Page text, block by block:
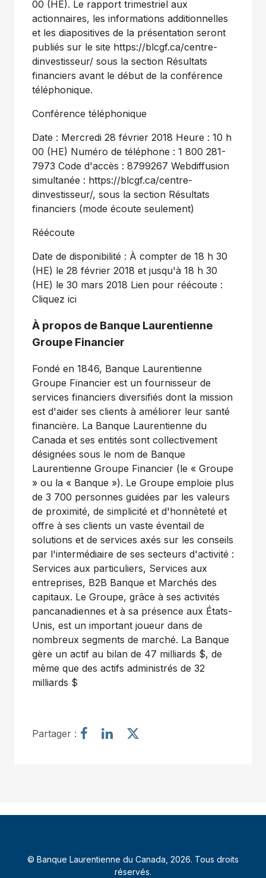
00 (HE). Le rapport trimestriel aux
actionnaires, les informations additionnelles
et les diapositives de la présentation seront
publiés sur le site https://blcgf.ca/centre-
dinvestisseur/ sous la section Résultats
financiers avant le début de la conférence
téléphonique.
Conférence téléphonique
Date : Mercredi 28 février 2018 Heure : 10 h
00 (HE) Numéro de téléphone : 1 800 281-
7973 Code d'accès : 8799267 Webdiffusion
simultanée : https://blcgf.ca/centre-
dinvestisseur/, sous la section Résultats
financiers (mode écoute seulement)
Réécoute
Date de disponibilité : À compter de 18 h 30
(HE) le 28 février 2018 et jusqu'à 18 h 30
(HE) le 30 mars 2018 Lien pour réécoute :
Cliquez ici
À propos de Banque Laurentienne
Groupe Financier
Fondé en 1846, Banque Laurentienne
Groupe Financier est un fournisseur de
services financiers diversifiés dont la mission
est d'aider ses clients à améliorer leur santé
financière. La Banque Laurentienne du
Canada et ses entités sont collectivement
désignées sous le nom de Banque
Laurentienne Groupe Financier (le « Groupe
» ou la « Banque »). Le Groupe emploie plus
de 3 700 personnes guidées par les valeurs
de proximité, de simplicité et d'honnêteté et
offre à ses clients un vaste éventail de
solutions et de services axés sur les conseils
par l'intermédiaire de ses secteurs d'activité :
Services aux particuliers, Services aux
entreprises, B2B Banque et Marchés des
capitaux. Le Groupe, grâce à ses activités
pancanadiennes et à sa présence aux États-
Unis, est un important joueur dans de
nombreux segments de marché. La Banque
gère un actif au bilan de 47 milliards $, de
même que des actifs administrés de 32
milliards $
Partager :
e
a
P
e
a
e
a
© Banque Laurentienne du Canada, 2026. Tous droits
réservés.